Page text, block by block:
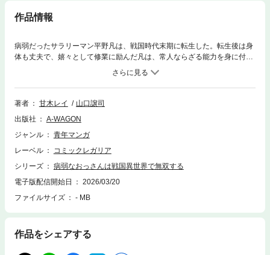
作品情報
病弱だったサラリーマン平野凡は、戦国時代末期に転生した。転生後は身
体も丈夫で、嬉々として修業に励んだ凡は、常人ならざる能力を身に付け
る。事情により南国のお姫様「龍姫」を故郷へ送り届けることになるが、
天真爛漫な龍姫に翻弄される日々。おまけに彼らの前に現れたのは異形の
怪物、しかも、ファンタジーRPGに出てきそうなモンスターたちで――。
「どうしてこーなった？」色っぽい謎の女性トキも加わり、凡たちは戦国
著者 甘木レイ
山口譲司
出版社
A-WAGON
ジャンル
青年マンガ
レーベル
コミックレガリア
シリーズ
病弱なおっさんは戦国異世界で無双する
電子版配信開始日
2026/03/20
ファイルサイズ
- MB
作品をシェアする